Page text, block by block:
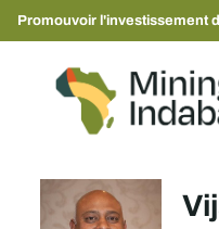
Promouvoir l'investissement